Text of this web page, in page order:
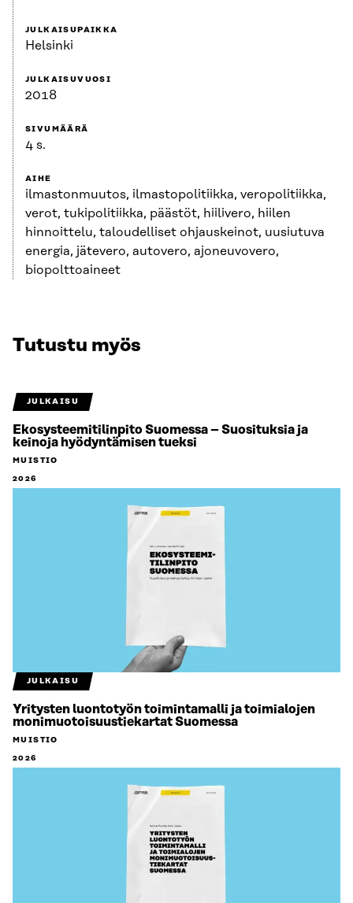
JULKAISUPAIKKA
Helsinki
JULKAISUVUOSI
2018
SIVUMÄÄRÄ
4 s.
AIHE
ilmastonmuutos, ilmastopolitiikka, veropolitiikka,
verot, tukipolitiikka, päästöt, hiilivero, hiilen
hinnoittelu, taloudelliset ohjauskeinot, uusiutuva
energia, jätevero, autovero, ajoneuvovero,
biopolttoaineet
Tutustu myös
JULKAISU
Ekosysteemitilinpito Suomessa – Suosituksia ja
keinoja hyödyntämisen tueksi
MUISTIO
2026
JULKAISU
Yritysten luontotyön toimintamalli ja toimialojen
monimuotoisuustiekartat Suomessa
MUISTIO
2026